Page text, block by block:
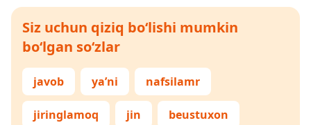
Siz uchun qiziq bo‘lishi mumkin
bo‘lgan so‘zlar
javob ya’ni nafsilamr
jiringlamoq jin beustuxon